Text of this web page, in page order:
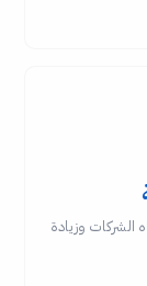
الشركات وزيادة